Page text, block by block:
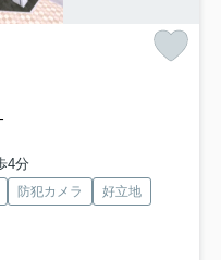
4分
防犯カメラ
好立地